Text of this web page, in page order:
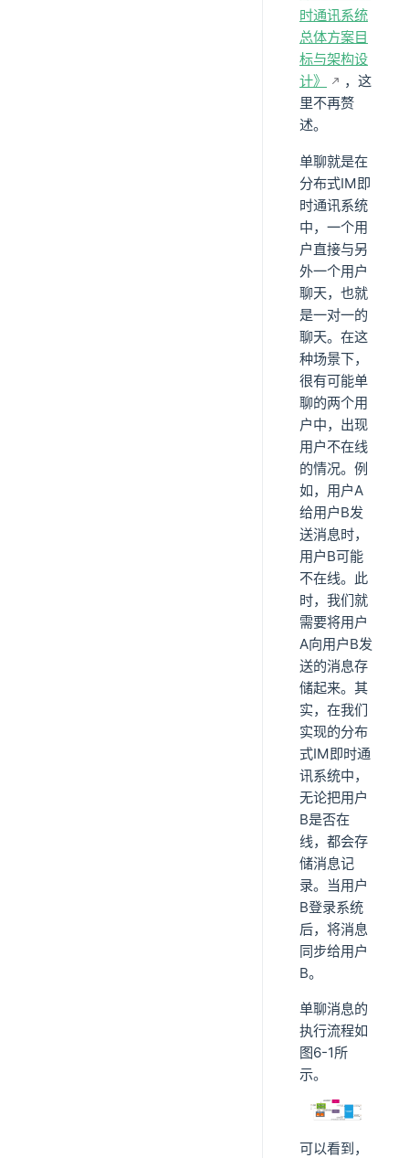
时通讯系统
总体方案目
标与架构设
计》
，这
里不再赘
述。
单聊就是在
分布式IM即
时通讯系统
中，一个用
户直接与另
外一个用户
聊天，也就
是一对一的
聊天。在这
种场景下，
很有可能单
聊的两个用
户中，出现
用户不在线
的情况。例
如，用户A
给用户B发
送消息时，
用户B可能
不在线。此
时，我们就
需要将用户
A向用户B发
送的消息存
储起来。其
实，在我们
实现的分布
式IM即时通
讯系统中，
无论把用户
B是否在
线，都会存
储消息记
录。当用户
B登录系统
后，将消息
同步给用户
B。
单聊消息的
执行流程如
图6-1所
示。
可以看到，